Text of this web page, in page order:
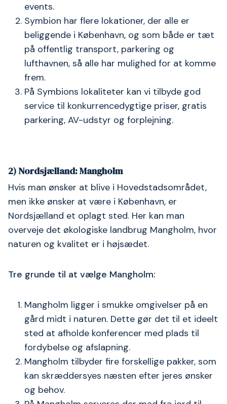
events.
Symbion har flere lokationer, der alle er
beliggende i København, og som både er tæt
på offentlig transport, parkering og
lufthavnen, så alle har mulighed for at komme
frem.
På Symbions lokaliteter kan vi tilbyde god
service til konkurrencedygtige priser, gratis
parkering, AV-udstyr og forplejning.
2) Nordsjælland: Mangholm
Hvis man ønsker at blive i Hovedstadsområdet,
men ikke ønsker at være i København, er
Nordsjælland et oplagt sted. Her kan man
overveje det økologiske landbrug Mangholm, hvor
naturen og kvalitet er i højsædet.
Tre grunde til at vælge Mangholm:
Mangholm ligger i smukke omgivelser på en
gård midt i naturen. Dette gør det til et ideelt
sted at afholde konferencer med plads til
fordybelse og afslapning.
Mangholm tilbyder fire forskellige pakker, som
kan skræddersyes næsten efter jeres ønsker
og behov.